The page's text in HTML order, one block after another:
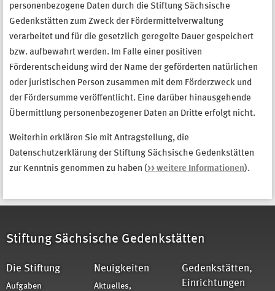
personenbezogene Daten durch die Stiftung Sächsische
Gedenkstätten zum Zweck der Fördermittelverwaltung
verarbeitet und für die gesetzlich geregelte Dauer gespeichert
bzw. aufbewahrt werden. Im Falle einer positiven
Förderentscheidung wird der Name der geförderten natürlichen
oder juristischen Person zusammen mit dem Förderzweck und
der Fördersumme veröffentlicht. Eine darüber hinausgehende
Übermittlung personenbezogener Daten an Dritte erfolgt nicht.
Weiterhin erklären Sie mit Antragstellung, die
Datenschutzerklärung der Stiftung Sächsische Gedenkstätten
zur Kenntnis genommen zu haben (>> weitere Informationen).
Stiftung Sächsische Gedenkstätten
Die Stiftung
Aufgaben
Neuigkeiten
Aktuelles,
Gedenkstätten,
Einrichtungen